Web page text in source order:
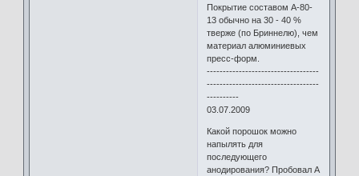
Покрытие составом А-80-
13 обычно на 30 - 40 %
тверже (по Бриннелю), чем
материал алюминиевых
пресс-форм.
-----------------------------------
-----------------------------------
----------
03.07.2009
Какой порошок можно
напылять для
последующего
анодирования? Пробовал А